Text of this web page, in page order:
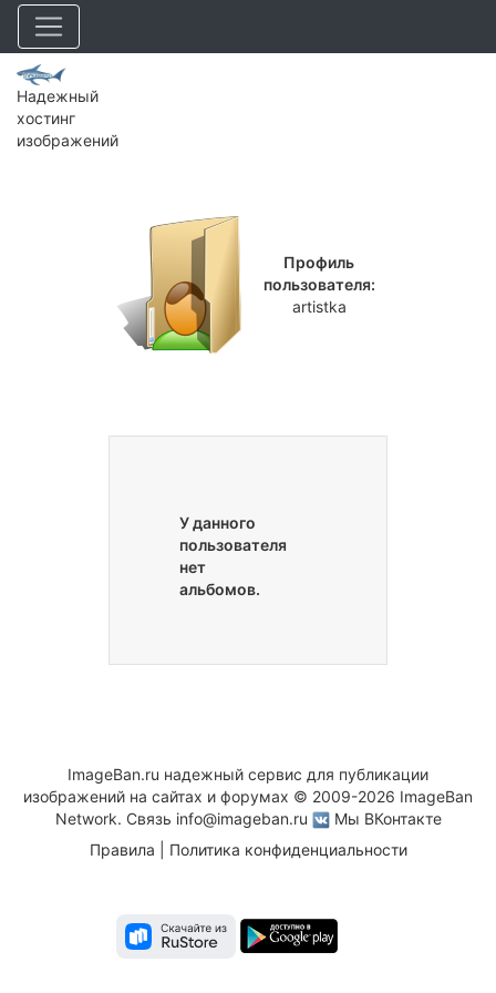
Надежный
хостинг
изображений
Профиль
пользователя:
artistka
У данного
пользователя
нет
альбомов.
ImageBan.ru надежный сервис для публикации
изображений на сайтах и форумах © 2009-2026 ImageBan
Network. Связь info@imageban.ru
Мы ВКонтакте
Правила
Политика конфиденциальности